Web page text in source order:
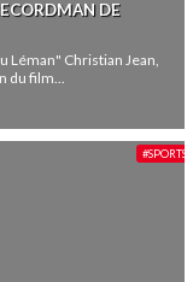
DE
Léman" Christian Jean,
du film...
#SPORTS